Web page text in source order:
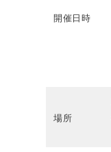
開催日時
場所